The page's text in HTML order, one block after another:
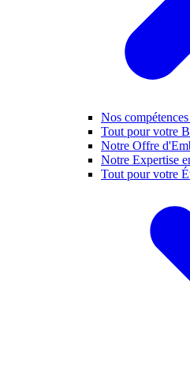
Nos
Tout pour votre
Notre Offre
Notre Expertise
Tout pour votre